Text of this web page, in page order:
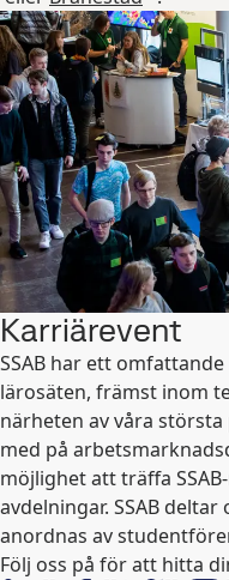
Karriärevent
SSAB har ett
lärosäten, främst inom
närheten av våra
med på
möjlighet att träffa
avdelningar. SSAB
anordnas av
Följ oss på för att hitta